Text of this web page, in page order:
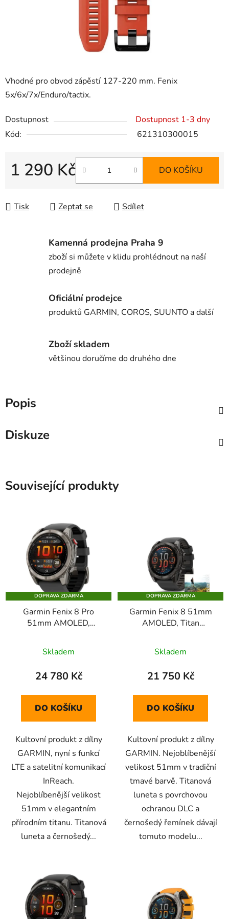
Vhodné pro obvod zápěstí 127-220 mm. Fenix
5x/6x/7x/Enduro/tactix.
Dostupnost
Dostupnost 1-3 dny
Kód:
621310300015
1 290 Kč DO KOŠÍKU
Tisk Zeptat se Sdílet
Kamenná prodejna Praha 9
zboží si můžete v klidu prohlédnout na naší
prodejně
Oficiální prodejce
produktů GARMIN, COROS, SUUNTO a další
Zboží skladem
většinou doručíme do druhého dne
Popis
Diskuze
Související produkty
DOPRAVA ZDARMA
Garmin Fenix 8 Pro
51mm AMOLED,
Skladem
24 780 Kč
DO KOŠÍKU
Kultovní produkt z dílny
GARMIN, nyní s funkcí
LTE a satelitní komunikací
InReach.
Nejoblíbenější velikost
51mm v elegantním
přírodním titanu. Titanová
luneta a černošedý...
DOPRAVA ZDARMA
Garmin Fenix 8 51mm
AMOLED, Titan
Skladem
21 750 Kč
DO KOŠÍKU
Kultovní produkt z dílny
GARMIN. Nejoblíbenější
velikost 51mm v tradiční
tmavé barvě. Titanová
luneta s povrchovou
ochranou DLC a
černošedý řemínek dávají
tomuto modelu...